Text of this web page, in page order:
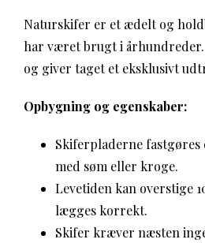
Naturskifer er et ædelt og
har været brugt i
og giver taget et eksklusivt
Opbygning og egenskaber:
Skiferpladerne
med søm eller kroge.
Levetiden kan overstige
lægges korrekt.
Skifer kræver næsten